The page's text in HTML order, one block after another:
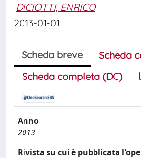
DICIOTTI, ENRICO
2013-01-01
Scheda breve
Scheda
Scheda completa (DC)
Anno
2013
Rivista su cui è pubblicata